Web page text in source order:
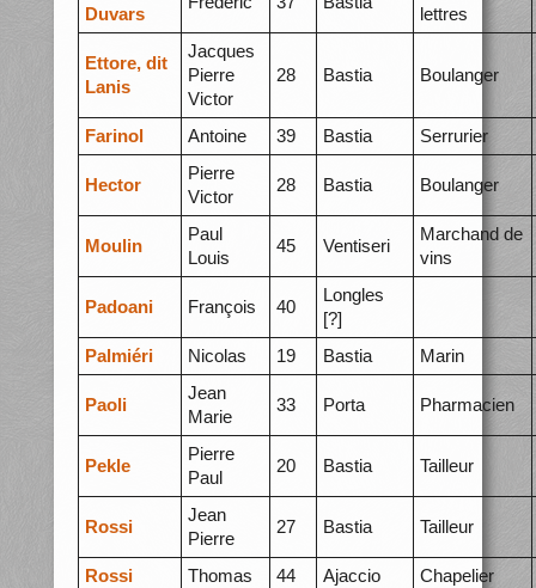
Duvars
lettres
Ettore, dit
Lanis
Jacques
Pierre
Victor
28 Bastia Boulanger
Farinol Antoine 39 Bastia Serrurier
Hector
Pierre
Victor
28 Bastia Boulanger
Moulin
Paul
Louis
45 Ventiseri
Marchand de
vins
Padoani François 40
Longles
[?]
Palmiéri
Nicolas 19 Bastia Marin
Paoli
Jean
Marie
33 Porta Pharmacien
Pekle
Pierre
Paul
20 Bastia Tailleur
Rossi
Jean
Pierre
27 Bastia Tailleur
Rossi Thomas 44 Ajaccio
Chapelier